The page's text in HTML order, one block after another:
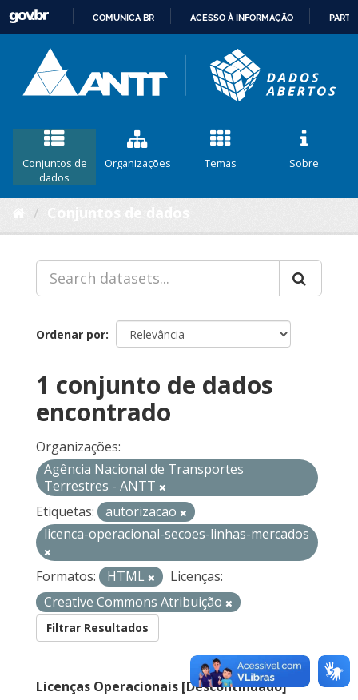
CONTEÚDO
COMUNICA BR ACESSO À INFORMAÇÃO
Conjuntos de
dados
Organizações Temas Sobre
Ordenar por
1 conjunto de dados
encontrado
Organizações:
Agência Nacional de Transportes
Terrestres - ANTT
Etiquetas:
autorizacao
licenca-operacional-secoes-linhas-mercados
Formatos: HTML
Licenças:
Creative Commons Atribuição
Filtrar Resultados
Licenças Operacionais [Descontinuado]